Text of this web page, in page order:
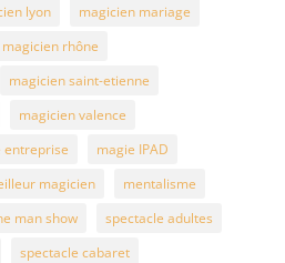
lyon
magicien mariage
magicien rhône
magicien saint-etienne
magicien valence
entreprise
magie IPAD
magicien
mentalisme
man show
spectacle adultes
spectacle cabaret